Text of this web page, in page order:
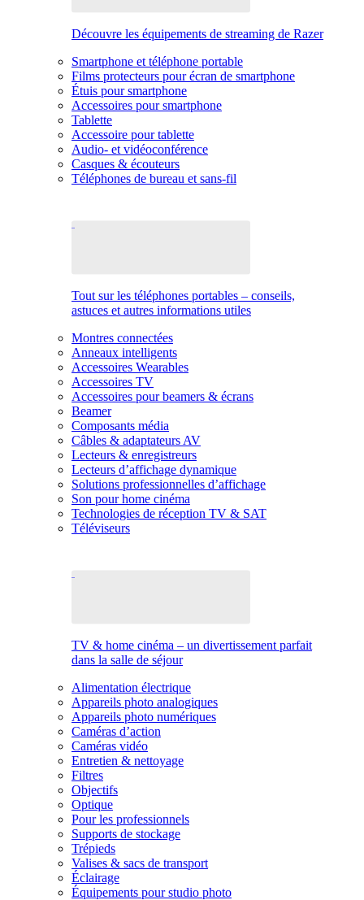
Découvre les équipements de streaming de Razer
Smartphone et téléphone portable
Films protecteurs pour écran de smartphone
Étuis pour smartphone
Accessoires pour smartphone
Tablette
Accessoire pour tablette
Audio- et vidéoconférence
Casques & écouteurs
Téléphones de bureau et sans-fil
Tout sur les téléphones portables – conseils,
astuces et autres informations utiles
Montres connectées
Anneaux intelligents
Accessoires Wearables
Accessoires TV
Accessoires pour beamers & écrans
Beamer
Composants média
Câbles & adaptateurs AV
Lecteurs & enregistreurs
Lecteurs d’affichage dynamique
Solutions professionnelles d’affichage
Son pour home cinéma
Technologies de réception TV & SAT
Téléviseurs
TV & home cinéma – un divertissement parfait
dans la salle de séjour
Alimentation électrique
Appareils photo analogiques
Appareils photo numériques
Caméras d’action
Caméras vidéo
Entretien & nettoyage
Filtres
Objectifs
Optique
Pour les professionnels
Supports de stockage
Trépieds
Valises & sacs de transport
Éclairage
Équipements pour studio photo